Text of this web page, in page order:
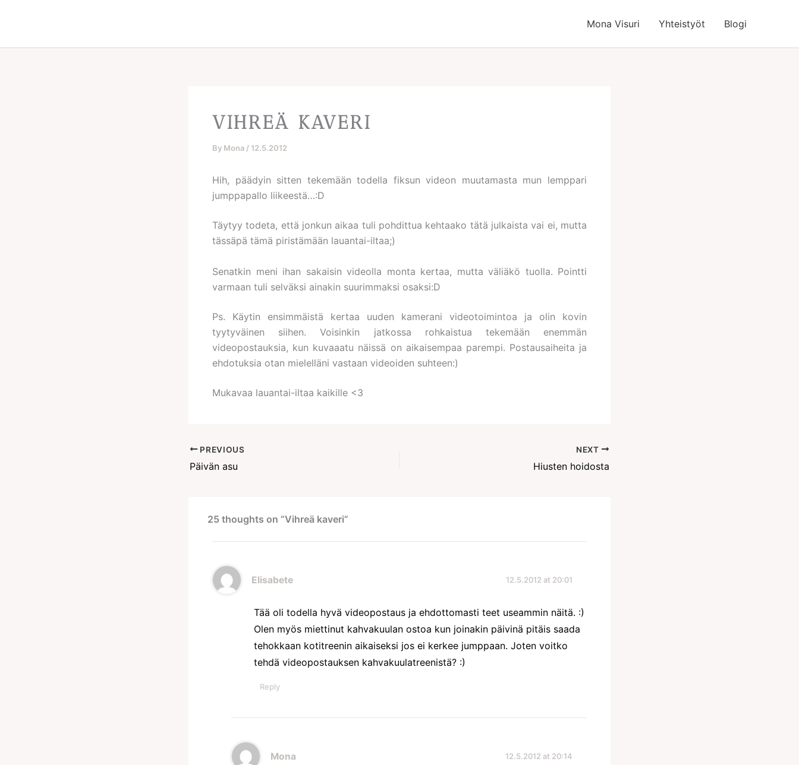
Mona Visuri Yhteistyöt Blogi
VIHREÄ KAVERI
By Mona / 12.5.2012
Hih, päädyin sitten tekemään todella fiksun videon muutamasta mun lemppari
jumppapallo liikeestä…:D
Täytyy todeta, että jonkun aikaa tuli pohdittua kehtaako tätä julkaista vai ei, mutta
tässäpä tämä piristämään lauantai-iltaa;)
Senatkin meni ihan sakaisin videolla monta kertaa, mutta väliäkö tuolla. Pointti
varmaan tuli selväksi ainakin suurimmaksi osaksi:D
Ps. Käytin ensimmäistä kertaa uuden kamerani videotoimintoa ja olin kovin
tyytyväinen siihen. Voisinkin jatkossa rohkaistua tekemään enemmän
videopostauksia, kun kuvaaatu näissä on aikaisempaa parempi. Postausaiheita ja
ehdotuksia otan mielelläni vastaan videoiden suhteen:)
Mukavaa lauantai-iltaa kaikille <3
PREVIOUS
Päivän asu
NEXT
Hiusten hoidosta
25 thoughts on “Vihreä kaveri”
Elisabete 12.5.2012 at 20:01
Tää oli todella hyvä videopostaus ja ehdottomasti teet useammin näitä. :)
Olen myös miettinut kahvakuulan ostoa kun joinakin päivinä pitäis saada
tehokkaan kotitreenin aikaiseksi jos ei kerkee jumppaan. Joten voitko
tehdä videopostauksen kahvakuulatreenistä? :)
Reply
Mona 12.5.2012 at 20:14